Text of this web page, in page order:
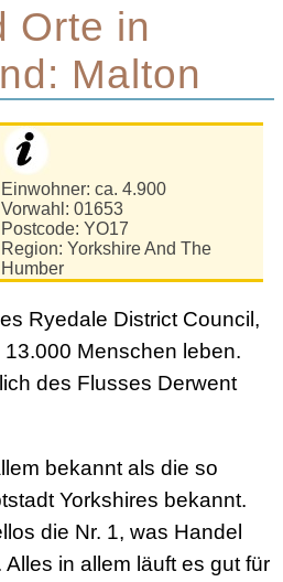
Orte in
Malton
Einwohner: ca. 4.900
Vorwahl: 01653
Postcode: YO17
Region: Yorkshire And The
Humber
Ryedale District Council,
Menschen leben.
des Flusses Derwent
bekannt als die so
Yorkshires bekannt.
die Nr. 1, was Handel
in allem läuft es gut für